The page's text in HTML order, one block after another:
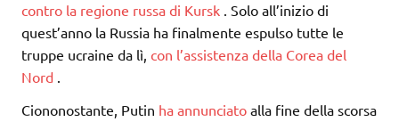
contro la regione russa di Kursk . Solo all’inizio di
quest’anno la Russia ha finalmente espulso tutte le
truppe ucraine da lì, con l’assistenza della Corea del
Nord .
Ciononostante, Putin ha annunciato alla fine della scorsa